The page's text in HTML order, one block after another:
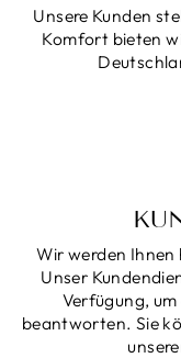
Unsere Kunden
Komfort bieten
Wir werden
Unser
Verfügung,
beantworten. Sie